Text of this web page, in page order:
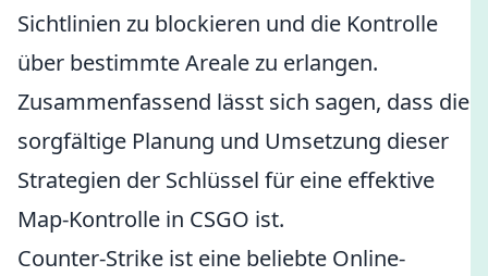
Sichtlinien zu blockieren und die Kontrolle
über bestimmte Areale zu erlangen.
Zusammenfassend lässt sich sagen, dass die
sorgfältige Planung und Umsetzung dieser
Strategien der Schlüssel für eine effektive
Map-Kontrolle in CSGO ist.
Counter-Strike ist eine beliebte Online-